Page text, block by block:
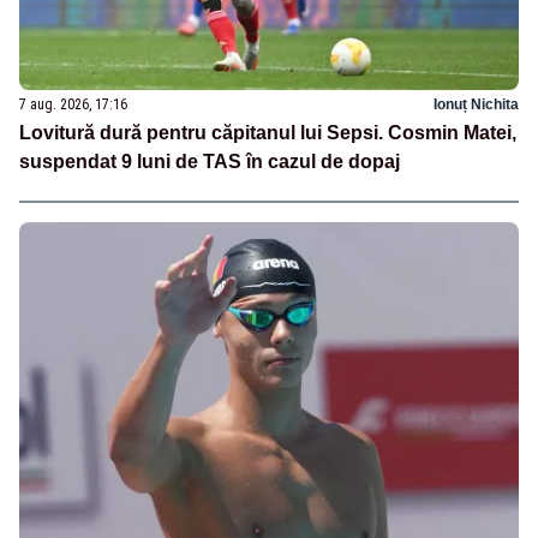
7 aug. 2026, 17:16 Ionuț Nichita
Lovitură dură pentru căpitanul lui Sepsi. Cosmin Matei,
suspendat 9 luni de TAS în cazul de dopaj